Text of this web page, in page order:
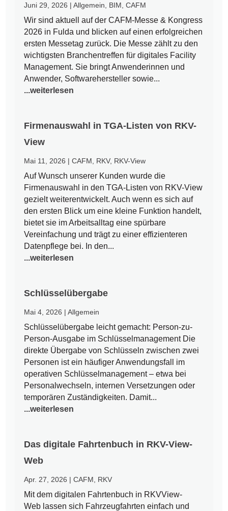
Juni 29, 2026 |Allgemein BIM ,CAFM
Wir sind aktuell auf der CAFM-Messe & Kongress
2026 in Fulda und blicken auf einen erfolgreichen
ersten Messetag zurück. Die Messe zählt zu den
wichtigsten Branchentreffen für digitales Facility
Management. Sie bringt Anwenderinnen und
Anwender, Softwarehersteller sowie...
...weiterlesen
Firmenauswahl in TGA-Listen von RKV-
View
Mai 11, 2026 |CAFM RKV, RKV-View
Auf Wunsch unserer Kunden wurde die
Firmenauswahl in den TGA-Listen von RKV-View
gezielt weiterentwickelt. Auch wenn es sich auf
den ersten Blick um eine kleine Funktion handelt,
bietet sie im Arbeitsalltag eine spürbare
Vereinfachung und trägt zu einer effizienteren
Datenpflege bei. In den...
...weiterlesen
Schlüsselübergabe
Mai 4, 2026 |Allgemein
Schlüsselübergabe leicht gemacht: Person-zu-
Person-Ausgabe im Schlüsselmanagement Die
direkte Übergabe von Schlüsseln zwischen zwei
Personen ist ein häufiger Anwendungsfall im
operativen Schlüsselmanagement – etwa bei
Personalwechseln, internen Versetzungen oder
temporären Zuständigkeiten. Damit...
...weiterlesen
Das digitale Fahrtenbuch in RKV-View-
Web
Apr. 27, 2026 |CAFM RKV
Mit dem digitalen Fahrtenbuch in RKVView-
Web lassen sich Fahrzeugfahrten einfach und